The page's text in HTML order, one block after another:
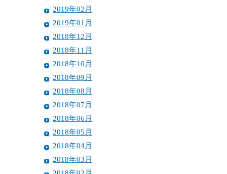
2019年02月
2019年01月
2018年12月
2018年11月
2018年10月
2018年09月
2018年08月
2018年07月
2018年06月
2018年05月
2018年04月
2018年03月